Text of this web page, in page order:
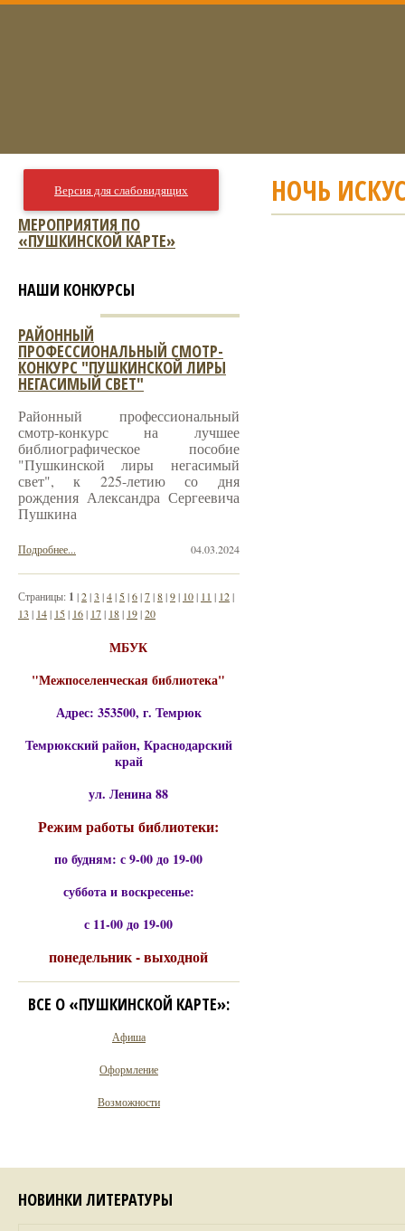
НОЧЬ
Версия для слабовидящих
МЕРОПРИЯТИЯ ПО
«ПУШКИНСКОЙ КАРТЕ»
НАШИ КОНКУРСЫ
РАЙОННЫЙ
ПРОФЕССИОНАЛЬНЫЙ СМОТР-
КОНКУРС "ПУШКИНСКОЙ ЛИРЫ
НЕГАСИМЫЙ СВЕТ"
Районный профессиональный
смотр-конкурс на лучшее
библиографическое пособие
"Пушкинской лиры негасимый
свет", к 225-летию со дня
рождения Александра Сергеевича
Пушкина
04.03.2024
Подробнее...
Страницы: 1 |2|3 |4| 5|6|7|8|9| 10| 11 | 12|
13 | 14| 15| 16| 17| 18| 19|20
МБУК
"Межпоселенческая библиотека"
Адрес: 353500, г. Темрюк
Темрюкский район, Краснодарский
край
ул. Ленина 88
Режим работы библиотеки:
по будням: с 9-00 до 19-00
суббота и воскресенье:
с 11-00 до 19-00
понедельник - выходной
ВСЕ О «ПУШКИНСКОЙ КАРТЕ»:
Афиша
Оформление
Возможности
НОВИНКИ ЛИТЕРАТУРЫ